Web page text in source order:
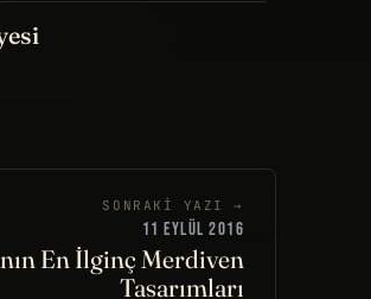
SONRAKI YAZI →
11 EYLÜL 2016
En İlginç Merdiven
Tasarımları